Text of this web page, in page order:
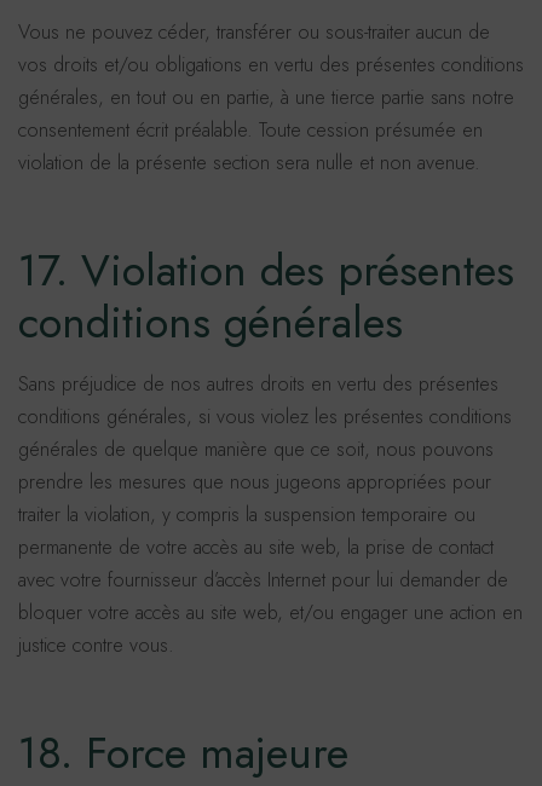
Vous ne pouvez céder, transférer ou sous-traiter aucun de
vos droits et/ou obligations en vertu des présentes conditions
générales, en tout ou en partie, à une tierce partie sans notre
consentement écrit préalable. Toute cession présumée en
violation de la présente section sera nulle et non avenue.
17. Violation des présentes
conditions générales
Sans préjudice de nos autres droits en vertu des présentes
conditions générales, si vous violez les présentes conditions
générales de quelque manière que ce soit, nous pouvons
prendre les mesures que nous jugeons appropriées pour
traiter la violation, y compris la suspension temporaire ou
permanente de votre accès au site web, la prise de contact
avec votre fournisseur d’accès Internet pour lui demander de
bloquer votre accès au site web, et/ou engager une action en
justice contre vous.
18. Force majeure